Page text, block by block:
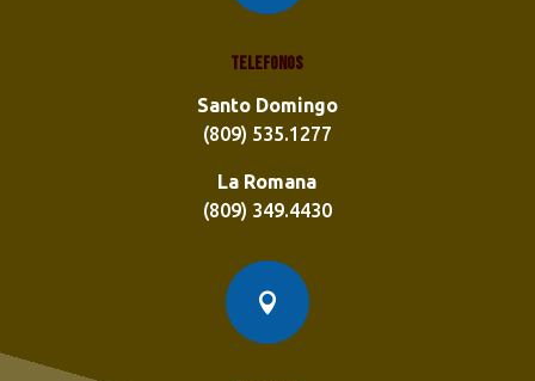
Telefonos
Santo Domingo
(809) 535.1277
La Romana
(809) 349.4430
